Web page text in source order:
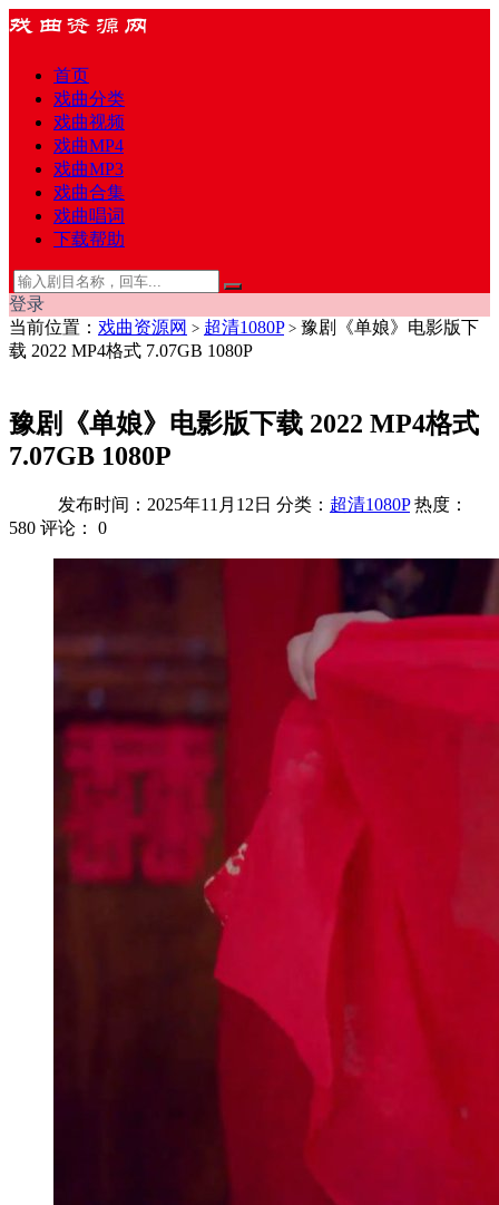
首页
戏曲分类
戏曲视频
戏曲MP4
戏曲MP3
戏曲合集
戏曲唱词
下载帮助
登录
当前位置： 戏曲资源网 > 超清1080P > 豫剧《单娘》电影版下
载 2022 MP4格式 7.07GB 1080P
豫剧《单娘》电影版下载 2022 MP4格式
7.07GB 1080P
发布时间：2025年11月12日 分类： 超清1080P 热度：
580 评论： 0